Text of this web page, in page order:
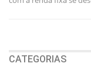
CATEGORIAS